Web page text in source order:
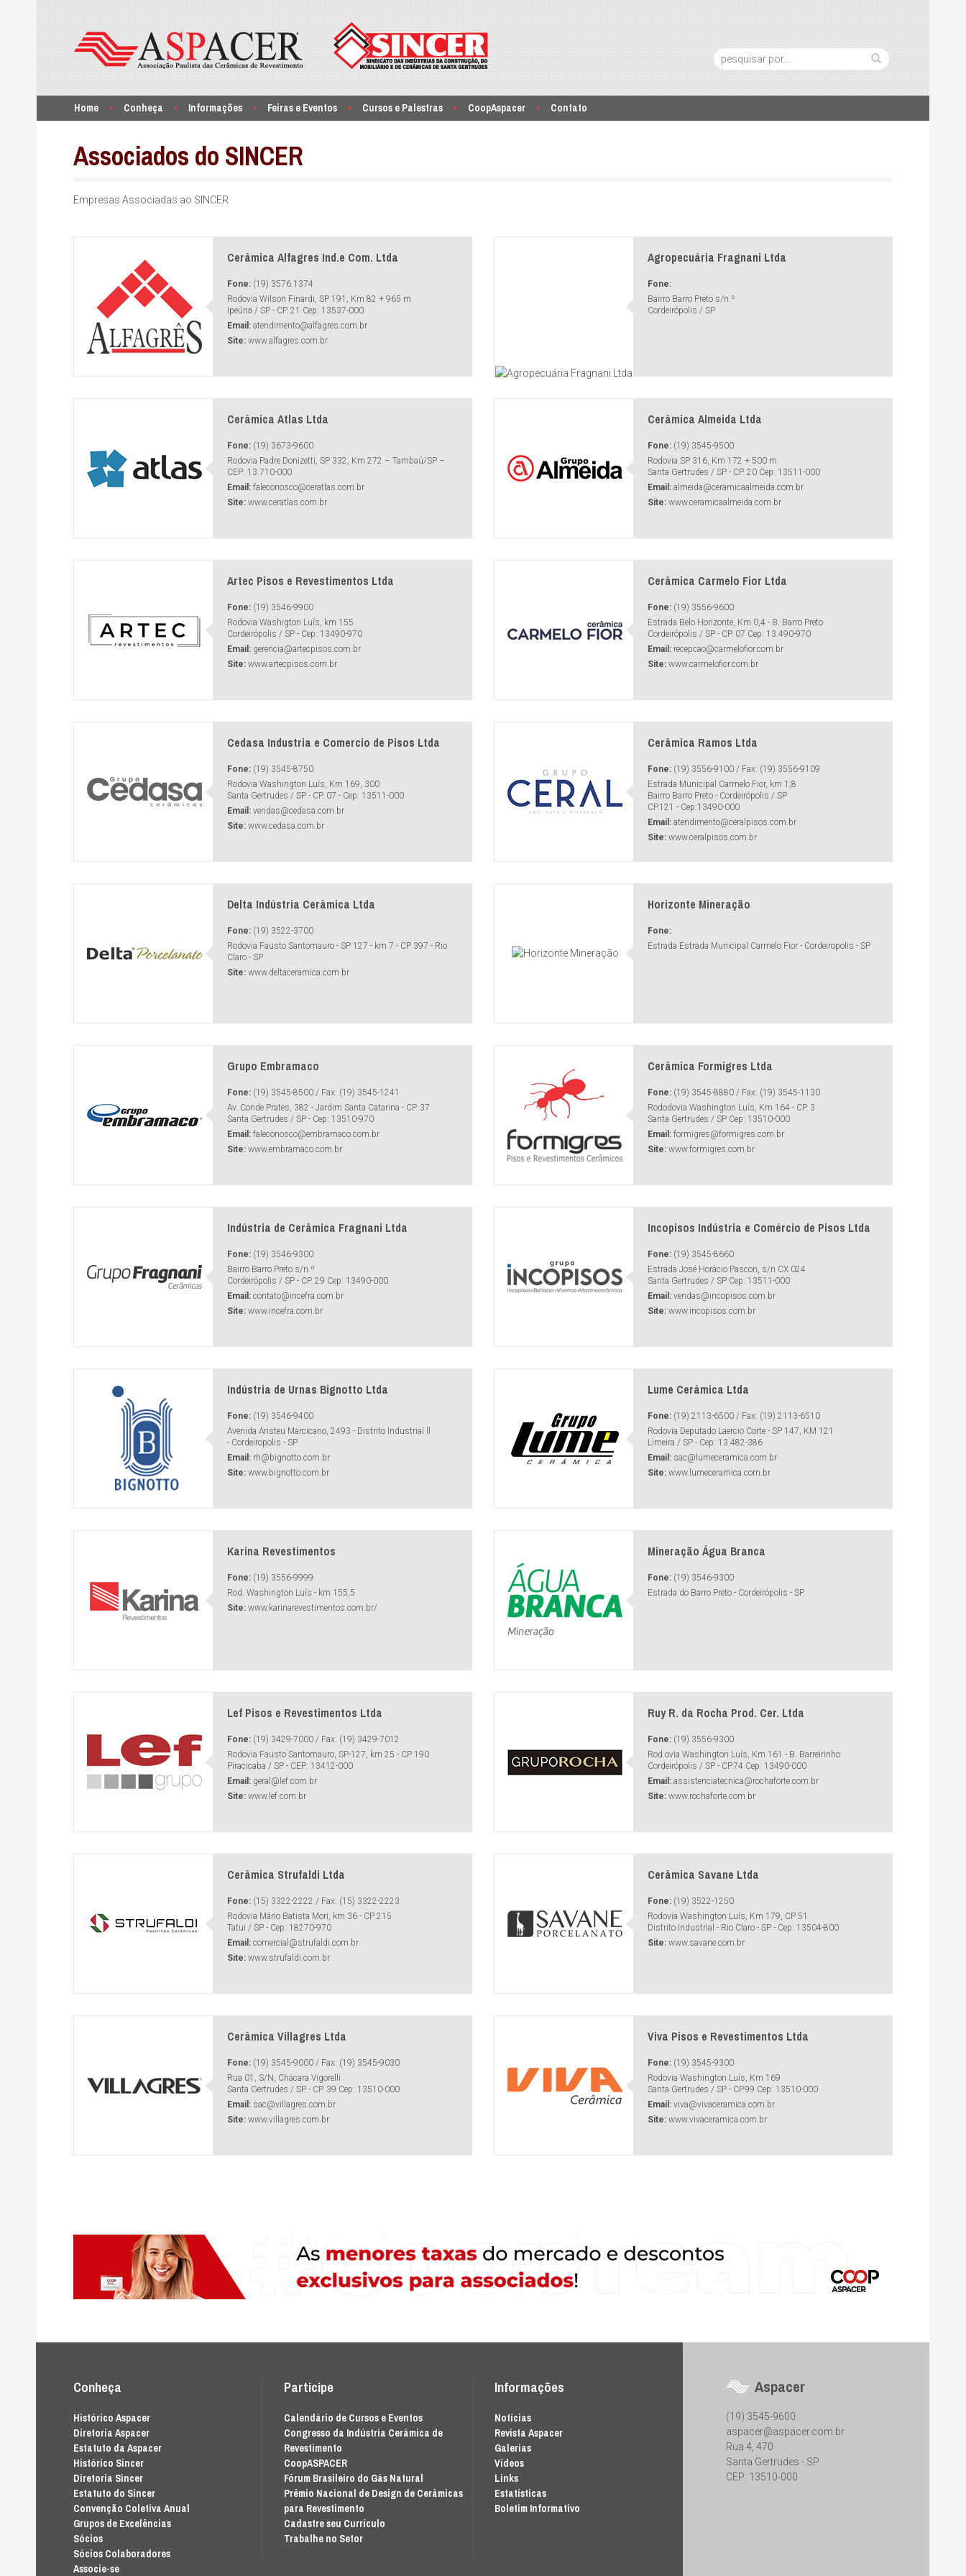
Home Conheça Informações Feiras e Eventos Cursos e Palestras CoopAspacer Contato
Pesquisa:
Associados do SINCER
Empresas Associadas ao SINCER
Cerâmica Alfagres Ind.e Com. Ltda
Fone: (19) 3576.1374
Rodovia Wilson Finardi, SP 191, Km 82 + 965 m
Ipeúna / SP - CP. 21 Cep: 13537-000
Email: atendimento@alfagres.com.br
Site: www.alfagres.com.br
Agropecuária Fragnani Ltda
Fone:
Bairro Barro Preto s/n.º
Cordeirópolis / SP
Cerâmica Atlas Ltda
Fone: (19) 3673-9600
Rodovia Padre Donizetti, SP 332, Km 272 – Tambaú/SP –
CEP: 13.710-000
Email: faleconosco@ceratlas.com.br
Site: www.ceratlas.com.br
Cerâmica Almeida Ltda
Fone: (19) 3545-9500
Rodovia SP 316, Km 172 + 500 m
Santa Gertrudes / SP - CP. 20 Cep: 13511-000
Email: almeida@ceramicaalmeida.com.br
Site: www.ceramicaalmeida.com.br
Artec Pisos e Revestimentos Ltda
Fone: (19) 3546-9900
Rodovia Washigton Luís, km 155
Cordeirópolis / SP - Cep: 13490-970
Email: gerencia@artecpisos.com.br
Site: www.artecpisos.com.br
Cerâmica Carmelo Fior Ltda
Fone: (19) 3556-9600
Estrada Belo Horizonte, Km 0,4 - B. Barro Preto
Cordeirópolis / SP - CP. 07 Cep: 13.490-970
Email: recepcao@carmelofior.com.br
Site: www.carmelofior.com.br
Cedasa Industria e Comercio de Pisos Ltda
Fone: (19) 3545-8750
Rodovia Washington Luís, Km 169, 300
Santa Gertrudes / SP - CP. 07 - Cep: 13511-000
Email: vendas@cedasa.com.br
Site: www.cedasa.com.br
Cerâmica Ramos Ltda
Fone: (19) 3556-9100 / Fax: (19) 3556-9109
Estrada Municipal Carmelo Fior, km 1,8
Bairro Barro Preto - Cordeirópolis / SP
CP.121 - Cep:13490-000
Email: atendimento@ceralpisos.com.br
Site: www.ceralpisos.com.br
Delta Indústria Cerâmica Ltda
Fone: (19) 3522-3700
Rodovia Fausto Santomauro - SP 127 - km 7 - CP 397 - Rio
Claro - SP
Site: www.deltaceramica.com.br
Horizonte Mineração
Fone:
Estrada Estrada Municipal Carmelo Fior - Cordeiropolis - SP
Grupo Embramaco
Fone: (19) 3545-8500 / Fax: (19) 3545-1241
Av. Conde Prates, 382 - Jardim Santa Catarina - CP. 37
Santa Gertrudes / SP - Cep: 13510-970
Email: faleconosco@embramaco.com.br
Site: www.embramaco.com.br
Cerâmica Formigres Ltda
Fone: (19) 3545-8880 / Fax: (19) 3545-1130
Rododovia Washington Luís, Km 164 - CP. 3
Santa Gertrudes / SP Cep: 13510-000
Email: formigres@formigres.com.br
Site: www.formigres.com.br
Indústria de Cerâmica Fragnani Ltda
Fone: (19) 3546-9300
Bairro Barro Preto s/n.º
Cordeirópolis / SP - CP. 29 Cep: 13490-000
Email: contato@incefra.com.br
Site: www.incefra.com.br
Incopisos Indústria e Comércio de Pisos Ltda
Fone: (19) 3545-8660
Estrada José Horácio Pascon, s/n CX 024
Santa Gertrudes / SP Cep: 13511-000
Email: vendas@incopisos.com.br
Site: www.incopisos.com.br
Indústria de Urnas Bignotto Ltda
Fone: (19) 3546-9400
Avenida Aristeu Marcicano, 2493 - Distrito Industrial ll
- Cordeiropolis - SP
Email: rh@bignotto.com.br
Site: www.bignotto.com.br
Lume Cerâmica Ltda
Fone: (19) 2113-6500 / Fax: (19) 2113-6510
Rodovia Deputado Laercio Corte - SP 147, KM 121
Limeira / SP - Cep: 13.482-386
Email: sac@lumeceramica.com.br
Site: www.lumeceramica.com.br
Karina Revestimentos
Fone: (19) 3556-9999
Rod. Washington Luís - km 155,5
Site: www.karinarevestimentos.com.br/
Mineração Água Branca
Fone: (19) 3546-9300
Estrada do Barro Preto - Cordeirópolis - SP
Lef Pisos e Revestimentos Ltda
Fone: (19) 3429-7000 / Fax: (19) 3429-7012
Rodovia Fausto Santomauro, SP-127, km 25 - CP 190
Piracicaba / SP - CEP: 13412-000
Email: geral@lef.com.br
Site: www.lef.com.br
Ruy R. da Rocha Prod. Cer. Ltda
Fone: (19) 3556-9300
Rod.ovia Washington Luís, Km 161 - B. Barreirinho
Cordeirópolis / SP - CP.74 Cep: 13490-000
Email: assistenciatecnica@rochaforte.com.br
Site: www.rochaforte.com.br
Cerâmica Strufaldi Ltda
Fone: (15) 3322-2222 / Fax: (15) 3322-2223
Rodovia Mário Batista Mori, km 36 - CP 215
Tatui / SP - Cep: 18270-970
Email: comercial@strufaldi.com.br
Site: www.strufaldi.com.br
Cerâmica Savane Ltda
Fone: (19) 3522-1250
Rodovia Washington Luís, Km 179, CP 51
Distrito Industrial - Rio Claro - SP - Cep: 13504-800
Site: www.savane.com.br
Cerâmica Villagres Ltda
Fone: (19) 3545-9000 / Fax: (19) 3545-9030
Rua 01, S/N, Chácara Vigorelli
Santa Gertrudes / SP - CP. 39 Cep: 13510-000
Email: sac@villagres.com.br
Site: www.villagres.com.br
Viva Pisos e Revestimentos Ltda
Fone: (19) 3545-9300
Rodovia Washington Luís, Km 169
Santa Gertrudes / SP - CP.99 Cep: 13510-000
Email: viva@vivaceramica.com.br
Site: www.vivaceramica.com.br
Conheça
Histórico Aspacer
Diretoria Aspacer
Estatuto da Aspacer
Histórico Sincer
Diretoria Sincer
Estatuto do Sincer
Convenção Coletiva Anual
Grupos de Excelências
Sócios
Sócios Colaboradores
Associe-se
Participe
Calendário de Cursos e Eventos
Congresso da Indústria Cerâmica de
Revestimento
CoopASPACER
Fórum Brasileiro do Gás Natural
Prêmio Nacional de Design de Cerâmicas
para Revestimento
Cadastre seu Currículo
Trabalhe no Setor
Informações
Notícias
Revista Aspacer
Galerias
Vídeos
Links
Estatísticas
Boletim Informativo
Aspacer
(19) 3545-9600
aspacer@aspacer.com.br
Rua 4, 470
Santa Gertrudes - SP
CEP: 13510-000